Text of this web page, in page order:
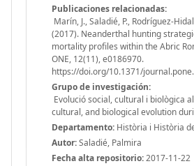
Publicaciones relacionadas:
Marín, J., Saladié, P., Rodríguez-
(2017). Neanderthal hunting
mortality profiles within the Abric
ONE, 12(11), e0186970.
https://doi.org/10.1371/
Grupo de investigación:
Evolució social, cultural i biològica
cultural, and biological evolution
Departamento: Història i Història
Autor:Saladié, Palmira
Fecha alta repositorio:2017-11-22